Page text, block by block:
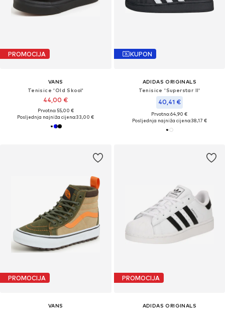
PROMOCIJA
VANS
Tenisice 'Old Skool'
44,00 €
Prvotno: 55,00 €
Posljednja najniža cijena:33,00 €
KUPON
ADIDAS ORIGINALS
Tenisice 'Superstar II'
40,41 €
Prvotno: 64,90 €
Posljednja najniža cijena:38,17 €
PROMOCIJA
VANS
PROMOCIJA
ADIDAS ORIGINALS